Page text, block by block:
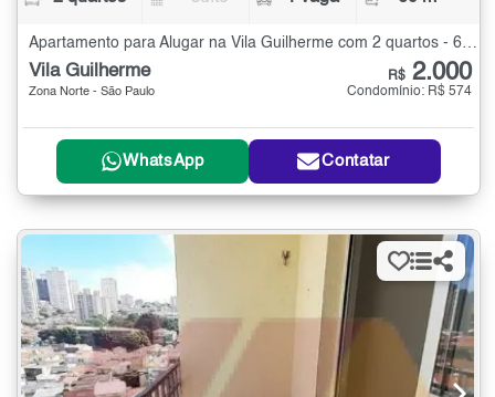
Apartamento para Alugar na Vila Guilherme com 2 quartos - 60 m²
Vila Guilherme
Zona Norte - São Paulo
R$ 2.000
Condomínio: R$ 574
WhatsApp Contatar